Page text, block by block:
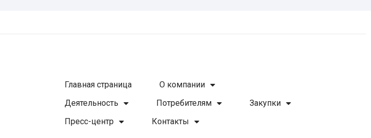
Главная страница
О компании
Деятельность
Потребителям
Закупки
Пресс-центр
Контакты